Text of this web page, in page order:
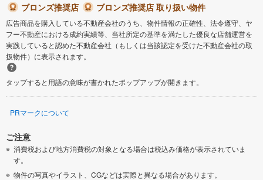
ブロンズ推奨店
ブロンズ推奨店 取り扱い物件
広告商品を購入している不動産会社のうち、物件情報の正確性、法令遵守、ヤ
フー不動産における成約実績等、当社所定の基準を満たした優良な店舗運営を
実践していると認めた不動産会社（もしくは当該認定を受けた不動産会社の取
扱物件）に表示されます。
タップすると用語の意味が書かれたポップアップが開きます。
PRマークについて
ご注意
消費税および地方消費税の対象となる場合は税込み価格が表示されていま
す。
物件の写真やイラスト、CGなどは実際と異なる場合があります。